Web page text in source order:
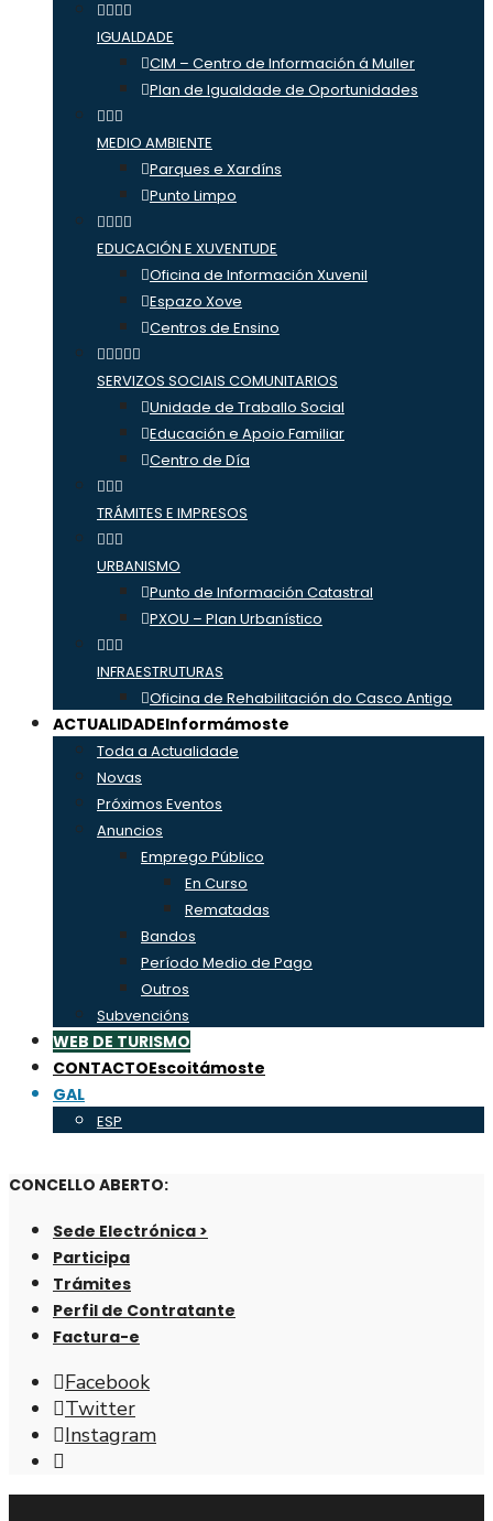
IGUALDADE
CIM – Centro de Información á Muller
Plan de Igualdade de Oportunidades
MEDIO AMBIENTE
Parques e Xardíns
Punto Limpo
EDUCACIÓN E XUVENTUDE
Oficina de Información Xuvenil
Espazo Xove
Centros de Ensino
SERVIZOS SOCIAIS COMUNITARIOS
Unidade de Traballo Social
Educación e Apoio Familiar
Centro de Día
TRÁMITES E IMPRESOS
URBANISMO
Punto de Información Catastral
PXOU – Plan Urbanístico
INFRAESTRUTURAS
Oficina de Rehabilitación do Casco Antigo
ACTUALIDADEInformámoste
Toda a Actualidade
Novas
Próximos Eventos
Anuncios
Emprego Público
En Curso
Rematadas
Bandos
Período Medio de Pago
Outros
Subvencións
WEB DE TURISMO
CONTACTOEscoitámoste
GAL
ESP
CONCELLO ABERTO:
Sede Electrónica >
Participa
Trámites
Perfil de Contratante
Factura-e
Facebook
Twitter
Instagram